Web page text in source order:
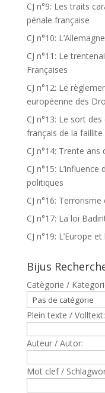
CJ n°9: Les traits
pénale française
CJ n°10:
CJ n°11: Le
Françaises
CJ n°12: Le
européenne des
CJ n°13: Le sort
français de la faillite
CJ n°14: Trente
CJ n°15:
politiques
CJ n°16:
CJ n°17: La loi
CJ n°19: L’Europe
Bijus
Catègorie /
Plein texte / Volltext:
Auteur / Autor:
Mot clef /